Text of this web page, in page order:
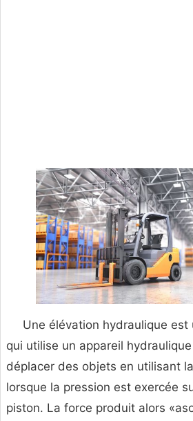
Une élévation hydraulique est
qui utilise un appareil
déplacer des objets en utilisant
lorsque la pression est exercée
piston. La force produit alors